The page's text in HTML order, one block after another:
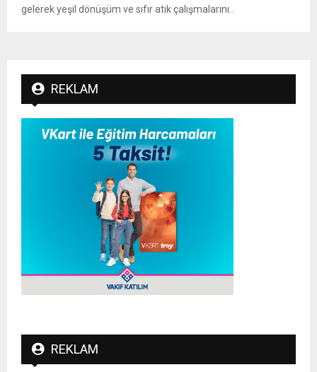
gelerek yeşil dönüşüm ve sıfır atık çalışmalarını..
REKLAM
REKLAM